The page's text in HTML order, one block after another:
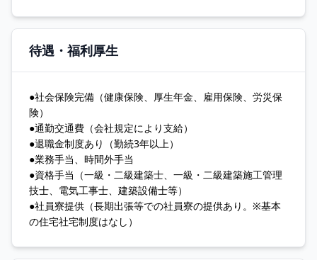
待遇・福利厚生
●社会保険完備（健康保険、厚生年金、雇用保険、労災保
険）
●通勤交通費（会社規定により支給）
●退職金制度あり（勤続3年以上）
●業務手当、時間外手当
●資格手当（一級・二級建築士、一級・二級建築施工管理
技士、電気工事士、建築設備士等）
●社員寮提供（長期出張等での社員寮の提供あり。※基本
の住宅社宅制度はなし）